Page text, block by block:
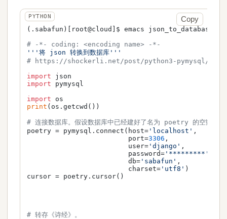
(.sabafun)[root@cloud]$ emacs json_to_database.py
# -*- coding:
'''将 json 转换到数据库'''
# https://shockerli.net/post/
import
import pymysql
import
print (os.getcwd())
# 连接数据库。假设数据库中已经建好了名为
poetry = pymysql.connect(host= 'localhost' ,
                         port=
3306 ,
                         user=
'django' ,
                         password=
'*********'
                         db=
'sabafun' ,
                         charset=
'utf8' )
cursor = poetry.cursor()
# 转存《诗
Copy